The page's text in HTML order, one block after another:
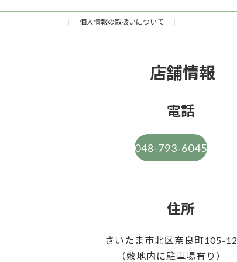
個人情報の取扱いについて
店舗情報
電話
048-793-6045
住所
さいたま市北区奈良町105-12
（敷地内に駐車場有り）